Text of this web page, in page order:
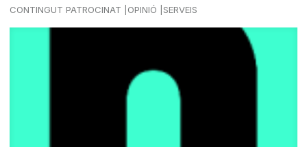
CONTINGUT PATROCINAT OPINIÓ SERVEIS